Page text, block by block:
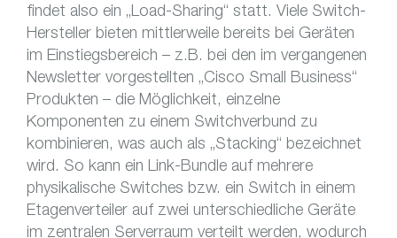
findet also ein „Load-Sharing“ statt. Viele Switch-
Hersteller bieten mittlerweile bereits bei Geräten
im Einstiegsbereich – z.B. bei den im vergangenen
Newsletter vorgestellten „Cisco Small Business“
Produkten – die Möglichkeit, einzelne
Komponenten zu einem Switchverbund zu
kombinieren, was auch als „Stacking“ bezeichnet
wird. So kann ein Link-Bundle auf mehrere
physikalische Switches bzw. ein Switch in einem
Etagenverteiler auf zwei unterschiedliche Geräte
im zentralen Serverraum verteilt werden, wodurch